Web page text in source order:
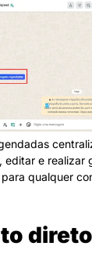
editar e realizar
qualquer